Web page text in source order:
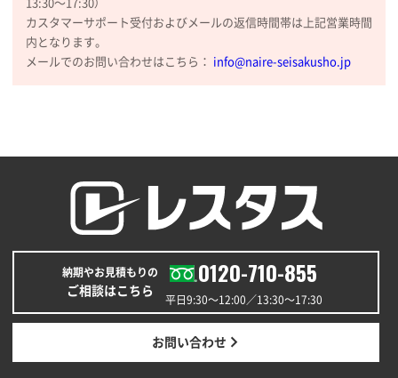
厚手コットンマチ付トートL ナチュラル(A4対応)
200枚
2025年12月25日 13:33
以前の注文も含め価格と品質
青森県K社様
ワンポイントポリ袋 A4サイズ1000枚
2025年12月24日 13:22
安い
ワンポイント箔押し紙袋 M横サイズ(A4対応)100
13:30〜17:30）
カスタマーサポート受付およびメールの返信時間帯は上記営業時間
内となります。
メールでのお問い合わせはこちら： info@naire-seisakusho.jp
納期やお見積もりの
ご相談はこちら
0120-710-855
平日9:30〜12:00／13:30〜17:30
お問い合わせ